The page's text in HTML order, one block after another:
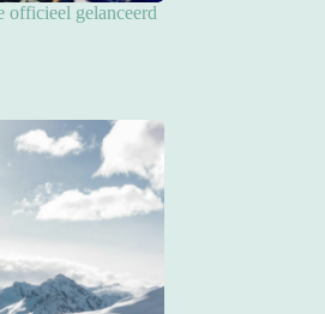
officieel gelanceerd